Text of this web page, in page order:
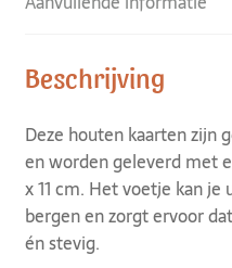
Beschrijving
Deze houten kaarten zijn
en worden geleverd met
x 11 cm. Het voetje kan
bergen en zorgt ervoor
én stevig.